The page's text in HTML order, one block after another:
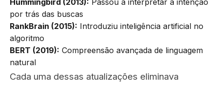
Hummingbird (2013): Passou a interpretar a intenção
por trás das buscas
RankBrain (2015): Introduziu inteligência artificial no
algoritmo
BERT (2019): Compreensão avançada de linguagem
natural
Cada uma dessas atualizações eliminava